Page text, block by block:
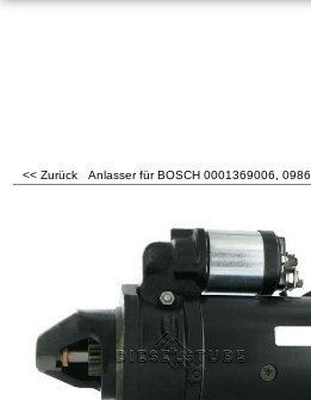
<< Zurück Anlasser für BOSCH 0001369006,